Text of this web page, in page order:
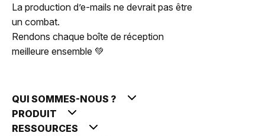
La production d’e-mails ne devrait pas être
un combat.
Rendons chaque boîte de réception
meilleure ensemble 💚
QUI SOMMES-NOUS ?
PRODUIT
RESSOURCES